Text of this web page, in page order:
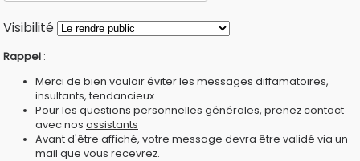
Visibilité
Rappel :
Merci de bien vouloir éviter les messages diffamatoires,
insultants, tendancieux...
Pour les questions personnelles générales, prenez contact
avec nos assistants
Avant d'être affiché, votre message devra être validé via un
mail que vous recevrez.